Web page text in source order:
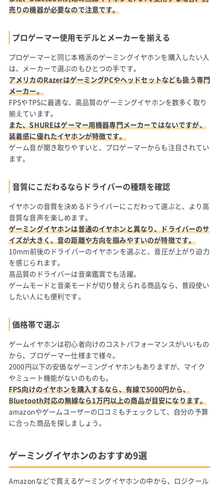
売りの機器が必要なので注意です。
プロゲーマー使用モデルとメーカーを揃える
プロゲーマーと同じ本格派のゲーミングイヤホンを購入したい人
は、メーカーで選ぶのもひとつの手です。
アメリカのRazerはゲーミングPCやヘッドセットなども扱う専門
メーカー。
FPSやTPSに最適な、高品質のゲーミングイヤホンを数多く取り
揃えています。
また、SHUREはゲーマー用機器専門メーカーではないですが、
装着感に優れたイヤホンが特徴です。
ゲーム音が聞き取りやすいと、プロゲーマーからも注目されてい
ます。
音質にこだわるならドライバーの種類を確認
イヤホンの音質を決めるドライバーにこだわって選ぶと、より高
音質な音声を楽しめます。
ゲーミングイヤホンは普通のイヤホンと異なり、ドライバーのサ
イズが大きく、音の距離や方向を掴みやすいのが特徴です。
10mm前後のドライバーのイヤホンを選ぶと、音圧が上がり迫力
を感じられます。
高品質のドライバーは音楽鑑賞でも活躍。
ゲームモードと音楽モードが切り替えられる商品なら、普段使い
したい人にも便利です。
価格帯で選ぶ
ゲームイヤホンは初心者向けのコストパフォーマンスがいいもの
から、プロゲーマー仕様まで様々。
2000円以下の安価なゲーミングイヤホンもありますが、マイク
やミュート機能がないのものも。
FPS向けのイヤホンを購入するなら、有線で5000円から、
Bluetooth対応の無線なら1万円以上の商品が目安になります。
amazonやゲームユーザーの口コミもチェックして、自分の予算
に合った商品を探しましょう。
ゲーミングイヤホンのおすすめ9選
Amazonなどで買えるゲーミングイヤホンの中から、ロジクール